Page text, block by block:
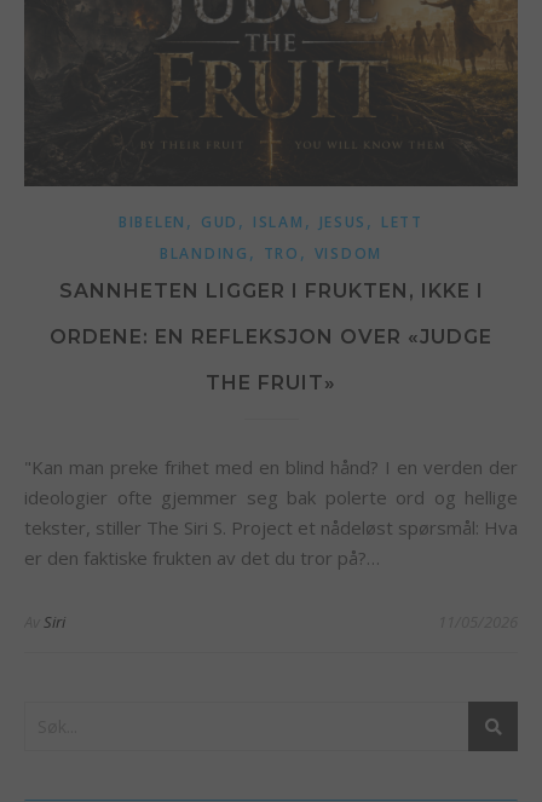
BIBELEN , GUD , ISLAM , JESUS , LETT
BLANDING , TRO , VISDOM
SANNHETEN LIGGER I FRUKTEN, IKKE I
ORDENE: EN REFLEKSJON OVER «JUDGE
THE FRUIT»
​"Kan man preke frihet med en blind hånd? I en verden der
ideologier ofte gjemmer seg bak polerte ord og hellige
tekster, stiller The Siri S. Project et nådeløst spørsmål: Hva
er den faktiske frukten av det du tror på?…
Siri